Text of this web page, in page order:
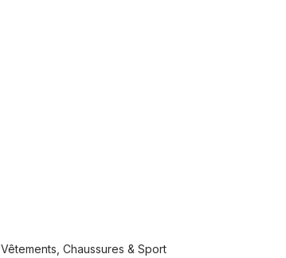
Vêtements, Chaussures & Sport